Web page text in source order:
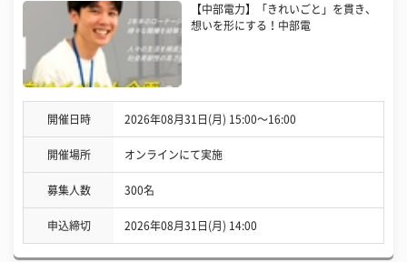
【中部電力】「きれいごと」を貫き、
想いを形にする！中部電
開催日時 2026年08月31日(月) 15:00〜16:00
開催場所 オンラインにて実施
募集人数 300名
申込締切 2026年08月31日(月) 14:00